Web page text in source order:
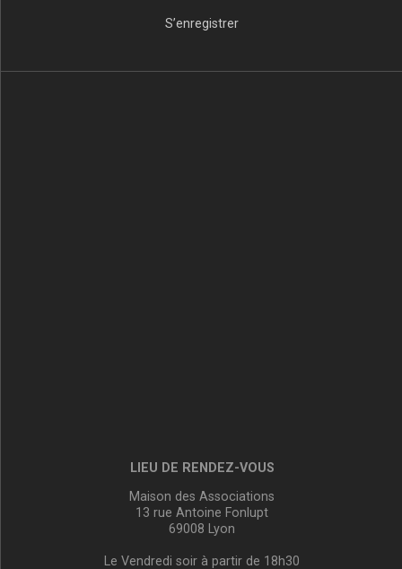
S’enregistrer
LIEU DE RENDEZ-VOUS
Maison des Associations
13 rue Antoine Fonlupt
69008 Lyon
Le Vendredi soir à partir de 18h30